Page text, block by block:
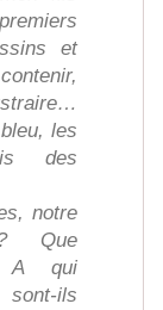
et
les
des
notre
Que
A qui
ils